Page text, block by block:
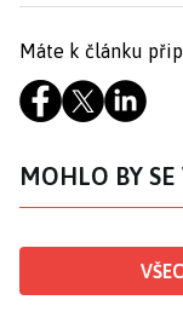
Máte k článku
MOHLO BY